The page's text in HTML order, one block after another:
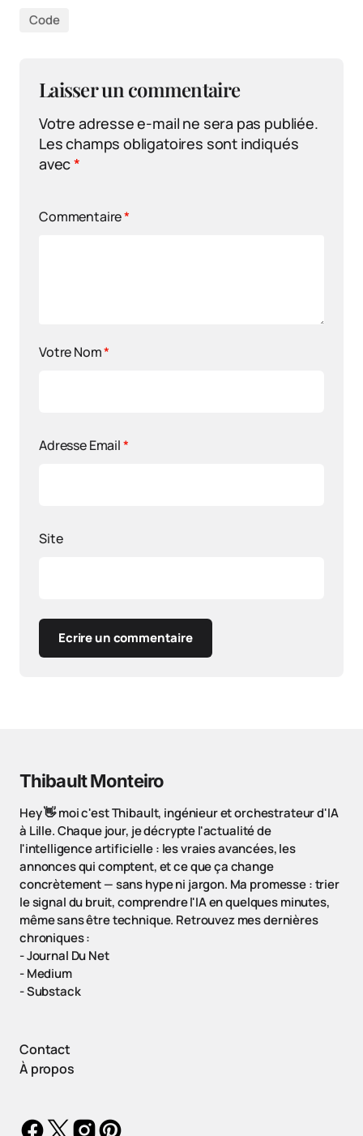
Code
Laisser un commentaire
Votre adresse e-mail ne sera pas publiée.
Les champs obligatoires sont indiqués
avec*
Commentaire*
Votre Nom*
Adresse Email*
Site
Ecrire un commentaire
Thibault Monteiro
Hey 👋 moi c'est Thibault, ingénieur et orchestrateur d'IA
à Lille. Chaque jour, je décrypte l'actualité de
l'intelligence artificielle : les vraies avancées, les
annonces qui comptent, et ce que ça change
concrètement — sans hype ni jargon. Ma promesse : trier
le signal du bruit, comprendre l'IA en quelques minutes,
même sans être technique. Retrouvez mes dernières
chroniques :
-Journal Du Net
-Medium
-Substack
Contact
À propos